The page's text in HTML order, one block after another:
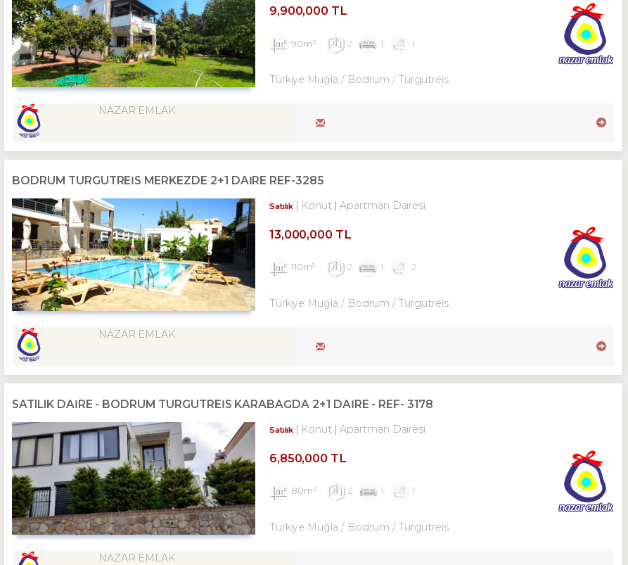
9,900,000 TL
90m² 2 1 1
Türkiye Muğla / Bodrum / Turgutreis
NAZAR EMLAK
BODRUM TURGUTREİS MERKEZDE 2+1 DAİRE REF-3285
Satılık Konut Apartman Dairesi
13,000,000 TL
110m² 2 1 2
Türkiye Muğla / Bodrum / Turgutreis
NAZAR EMLAK
SATILIK DAİRE - BODRUM TURGUTREİS KARABAĞDA 2+1 DAİRE - REF- 3178
Satılık Konut Apartman Dairesi
6,850,000 TL
80m² 2 1 1
Türkiye Muğla / Bodrum / Turgutreis
NAZAR EMLAK